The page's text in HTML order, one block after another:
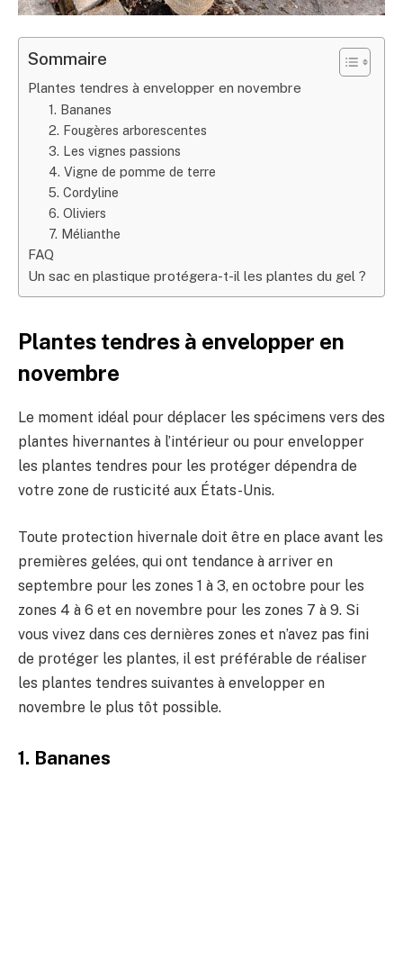
Sommaire
Plantes tendres à envelopper en novembre
1. Bananes
2. Fougères arborescentes
3. Les vignes passions
4. Vigne de pomme de terre
5. Cordyline
6. Oliviers
7. Mélianthe
FAQ
Un sac en plastique protégera-t-il les plantes du gel ?
Plantes tendres à envelopper en
novembre
Le moment idéal pour déplacer les spécimens vers des
plantes hivernantes à l’intérieur ou pour envelopper
les plantes tendres pour les protéger dépendra de
votre zone de rusticité aux États-Unis.
Toute protection hivernale doit être en place avant les
premières gelées, qui ont tendance à arriver en
septembre pour les zones 1 à 3, en octobre pour les
zones 4 à 6 et en novembre pour les zones 7 à 9. Si
vous vivez dans ces dernières zones et n’avez pas fini
de protéger les plantes, il est préférable de réaliser
les plantes tendres suivantes à envelopper en
novembre le plus tôt possible.
1. Bananes